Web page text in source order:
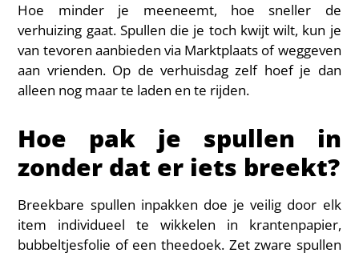
Hoe minder je meeneemt, hoe sneller de
verhuizing gaat. Spullen die je toch kwijt wilt, kun je
van tevoren aanbieden via Marktplaats of weggeven
aan vrienden. Op de verhuisdag zelf hoef je dan
alleen nog maar te laden en te rijden.
Hoe pak je spullen in
zonder dat er iets breekt?
Breekbare spullen inpakken doe je veilig door elk
item individueel te wikkelen in krantenpapier,
bubbeltjesfolie of een theedoek. Zet zware spullen